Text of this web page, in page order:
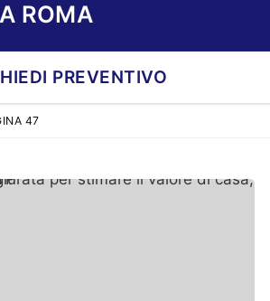
ROMA
PREVENTIVO
47